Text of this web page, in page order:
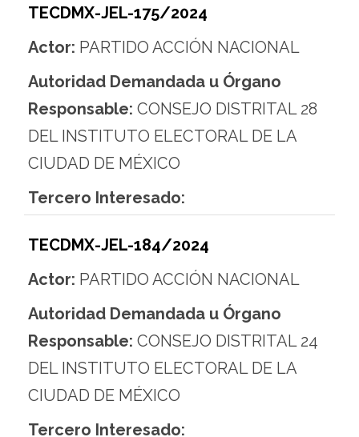
TECDMX-JEL-175/2024
Actor: PARTIDO ACCIÓN NACIONAL
Autoridad Demandada u Órgano
Responsable: CONSEJO DISTRITAL 28
DEL INSTITUTO ELECTORAL DE LA
CIUDAD DE MÉXICO
Tercero Interesado:
TECDMX-JEL-184/2024
Actor: PARTIDO ACCIÓN NACIONAL
Autoridad Demandada u Órgano
Responsable: CONSEJO DISTRITAL 24
DEL INSTITUTO ELECTORAL DE LA
CIUDAD DE MÉXICO
Tercero Interesado: